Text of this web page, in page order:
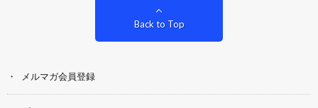
Back to Top
メルマガ会員登録